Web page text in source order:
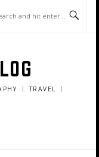
｜ TRAVEL ｜